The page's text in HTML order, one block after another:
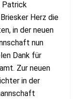
Patrick
Herz die
in der neuen
nun
Dank für
Zur neuen
in der